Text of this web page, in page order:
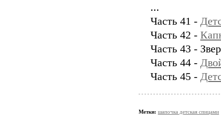
...
Часть 41 -
Часть 42 -
Часть 43 -
Часть 44 -
Часть 45 -
Метки: шапочка детская спицами